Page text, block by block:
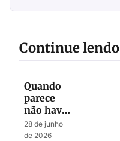
Continue lendo
Quando
parece
não haver
mais
Esperança
28 de junho
de 2026